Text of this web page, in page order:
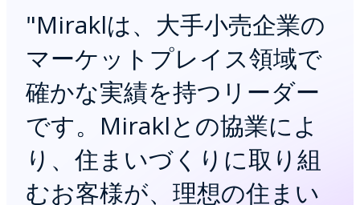
"Miraklは、大手小売企業の
マーケットプレイス領域で
確かな実績を持つリーダー
です。Miraklとの協業によ
り、住まいづくりに取り組
むお客様が、理想の住まい